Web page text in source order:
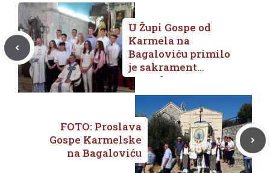
U Župi Gospe od
Karmela na
Bagaloviću primilo
je sakrament
potvrde 12
krizmanika
FOTO: Proslava
Gospe Karmelske
na Bagaloviću